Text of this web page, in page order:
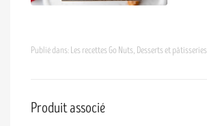
Publié dans:Les recettes Go Nuts, Desserts et pâtisseries
Produit associé